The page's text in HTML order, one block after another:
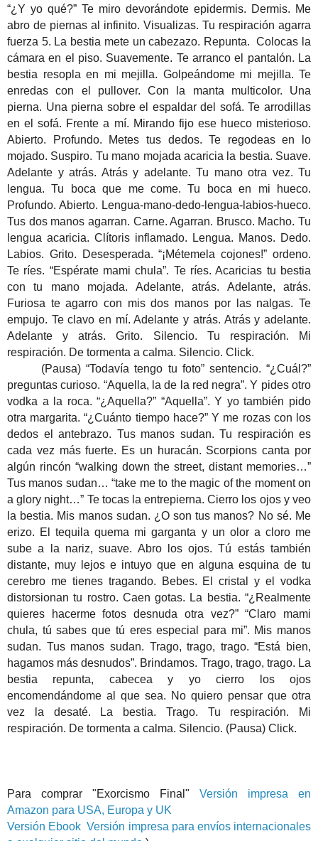
“¿Y yo qué?” Te miro devorándote epidermis. Dermis. Me
abro de piernas al infinito. Visualizas. Tu respiración agarra
fuerza 5. La bestia mete un cabezazo. Repunta. Colocas la
cámara en el piso. Suavemente. Te arranco el pantalón. La
bestia resopla en mi mejilla. Golpeándome mi mejilla. Te
enredas con el pullover. Con la manta multicolor. Una
pierna. Una pierna sobre el espaldar del sofá. Te arrodillas
en el sofá. Frente a mí. Mirando fijo ese hueco misterioso.
Abierto. Profundo. Metes tus dedos. Te regodeas en lo
mojado. Suspiro. Tu mano mojada acaricia la bestia. Suave.
Adelante y atrás. Atrás y adelante. Tu mano otra vez. Tu
lengua. Tu boca que me come. Tu boca en mi hueco.
Profundo. Abierto. Lengua-mano-dedo-lengua-labios-hueco.
Tus dos manos agarran. Carne. Agarran. Brusco. Macho. Tu
lengua acaricia. Clítoris inflamado. Lengua. Manos. Dedo.
Labios. Grito. Desesperada. “¡Métemela cojones!” ordeno.
Te ríes. “Espérate mami chula”. Te ríes. Acaricias tu bestia
con tu mano mojada. Adelante, atrás. Adelante, atrás.
Furiosa te agarro con mis dos manos por las nalgas. Te
empujo. Te clavo en mí. Adelante y atrás. Atrás y adelante.
Adelante y atrás. Grito. Silencio. Tu respiración. Mi
respiración. De tormenta a calma. Silencio. Click.
(Pausa) “Todavía tengo tu foto” sentencio. “¿Cuál?”
preguntas curioso. “Aquella, la de la red negra”. Y pides otro
vodka a la roca. “¿Aquella?” “Aquella”. Y yo también pido
otra margarita. “¿Cuánto tiempo hace?” Y me rozas con los
dedos el antebrazo. Tus manos sudan. Tu respiración es
cada vez más fuerte. Es un huracán. Scorpions canta por
algún rincón “walking down the street, distant memories…”
Tus manos sudan… “take me to the magic of the moment on
a glory night…” Te tocas la entrepierna. Cierro los ojos y veo
la bestia. Mis manos sudan. ¿O son tus manos? No sé. Me
erizo. El tequila quema mi garganta y un olor a cloro me
sube a la nariz, suave. Abro los ojos. Tú estás también
distante, muy lejos e intuyo que en alguna esquina de tu
cerebro me tienes tragando. Bebes. El cristal y el vodka
distorsionan tu rostro. Caen gotas. La bestia. “¿Realmente
quieres hacerme fotos desnuda otra vez?” “Claro mami
chula, tú sabes que tú eres especial para mi”. Mis manos
sudan. Tus manos sudan. Trago, trago, trago. “Está bien,
hagamos más desnudos”. Brindamos. Trago, trago, trago. La
bestia repunta, cabecea y yo cierro los ojos
encomendándome al que sea. No quiero pensar que otra
vez la desaté. La bestia. Trago. Tu respiración. Mi
respiración. De tormenta a calma. Silencio. (Pausa) Click.
Para comprar "Exorcismo Final" Versión impresa en
Amazon para USA, Europa y UK
Versión Ebook Versión impresa para envíos internacionales